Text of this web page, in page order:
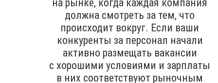
на рынке, когда каждая компания
должна смотреть за тем, что
происходит вокруг. Если ваши
конкуренты за персонал начали
активно размещать вакансии
с хорошими условиями и зарплаты
в них соответствуют рыночным